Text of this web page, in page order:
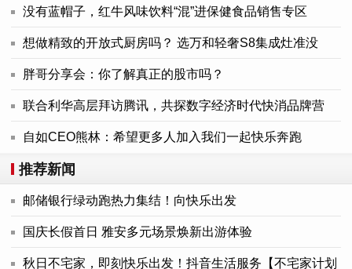
没有蓝帽子，红牛风味饮料“混”进保健食品销售专区
想做精致的开放式厨房吗？ 选万和轻奢S8集成灶准没
胖哥分享会：你了解真正的股市吗？
联合利华高层拜访腾讯，共探数字经济时代快消品牌营
自如CEO熊林：希望更多人加入我们一起快乐奔跑
推荐新闻
邮储银行绿动跑热力集结！向快乐出发
国庆长假首日 雅安多元场景焕新出游体验
秋日不宅家，即刻快乐出发！抖音生活服务【不宅家计划